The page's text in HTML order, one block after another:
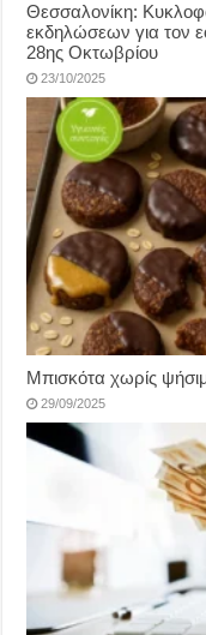
Θεσσαλονίκη:
εκδηλώσεων για τον
28ης Οκτωβρίου
23/10/2025
Μπισκότα χωρίς
29/09/2025